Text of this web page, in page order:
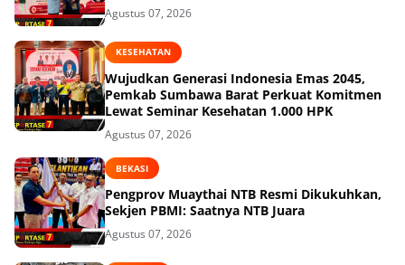
Agustus 07, 2026
KESEHATAN
Wujudkan Generasi Indonesia Emas 2045,
Pemkab Sumbawa Barat Perkuat Komitmen
Lewat Seminar Kesehatan 1.000 HPK
Agustus 07, 2026
BEKASI
Pengprov Muaythai NTB Resmi Dikukuhkan,
Sekjen PBMI: Saatnya NTB Juara
Agustus 07, 2026